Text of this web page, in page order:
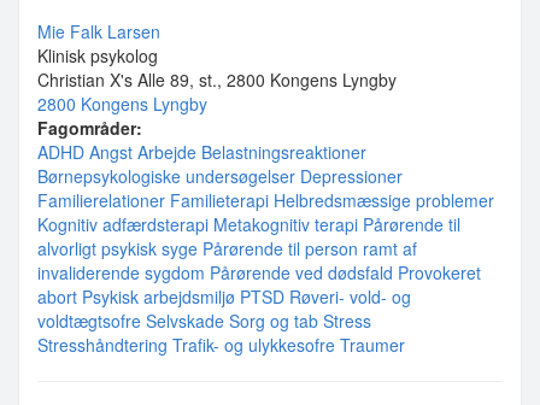
Mie Falk Larsen
Klinisk psykolog
Christian X's Alle 89, st., 2800 Kongens Lyngby
2800 Kongens Lyngby
Fagområder:
ADHD Angst Arbejde Belastningsreaktioner
Børnepsykologiske undersøgelser Depressioner
Familierelationer Familieterapi Helbredsmæssige problemer
Kognitiv adfærdsterapi Metakognitiv terapi Pårørende til
alvorligt psykisk syge Pårørende til person ramt af
invaliderende sygdom Pårørende ved dødsfald Provokeret
abort Psykisk arbejdsmiljø PTSD Røveri- vold- og
voldtægtsofre Selvskade Sorg og tab Stress
Stresshåndtering Trafik- og ulykkesofre Traumer